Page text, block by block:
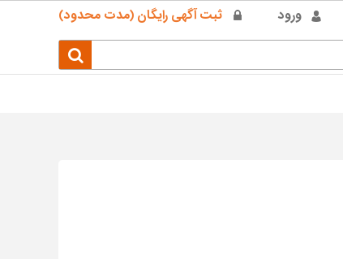
ورود ثبت آگهی رایگان (مدت محدود)